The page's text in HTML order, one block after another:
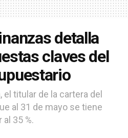
detalla
claves del
titular de la cartera del
al 31 de mayo se tiene
35 %.